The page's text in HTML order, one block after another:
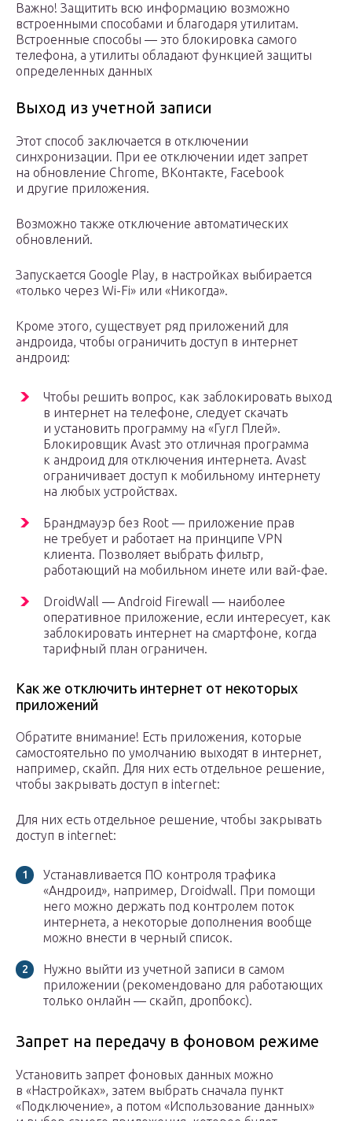
Важно! Защитить всю информацию возможно
встроенными способами и благодаря утилитам.
Встроенные способы — это блокировка самого
телефона, а утилиты обладают функцией защиты
определенных данных
Выход из учетной записи
Этот способ заключается в отключении
синхронизации. При ее отключении идет запрет
на обновление Chrome, ВКонтакте, Facebook
и другие приложения.
Возможно также отключение автоматических
обновлений.
Запускается Google Play, в настройках выбирается
«только через Wi-Fi» или «Никогда».
Кроме этого, существует ряд приложений для
андроида, чтобы ограничить доступ в интернет
андроид:
Чтобы решить вопрос, как заблокировать выход
в интернет на телефоне, следует скачать
и установить программу на «Гугл Плей».
Блокировщик Avast это отличная программа
к андроид для отключения интернета. Avast
ограничивает доступ к мобильному интернету
на любых устройствах.
Брандмауэр без Root — приложение прав
не требует и работает на принципе VPN
клиента. Позволяет выбрать фильтр,
работающий на мобильном инете или вай-фае.
DroidWall — Android Firewall — наиболее
оперативное приложение, если интересует, как
заблокировать интернет на смартфоне, когда
тарифный план ограничен.
Как же отключить интернет от некоторых
приложений
Обратите внимание! Есть приложения, которые
самостоятельно по умолчанию выходят в интернет,
например, скайп. Для них есть отдельное решение,
чтобы закрывать доступ в internet:
Для них есть отдельное решение, чтобы закрывать
доступ в internet:
Устанавливается ПО контроля трафика
«Андроид», например, Droidwall. При помощи
него можно держать под контролем поток
интернета, а некоторые дополнения вообще
можно внести в черный список.
Нужно выйти из учетной записи в самом
приложении (рекомендовано для работающих
только онлайн — скайп, дропбокс).
Запрет на передачу в фоновом режиме
Установить запрет фоновых данных можно
в «Настройках», затем выбрать сначала пункт
«Подключение», а потом «Использование данных»